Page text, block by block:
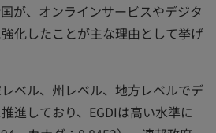
が、オンラインサービスやデジタ
化したことが主な理由として挙げ
ベル、州レベル、地方レベルでデ
進しており、EGDIは高い水準に